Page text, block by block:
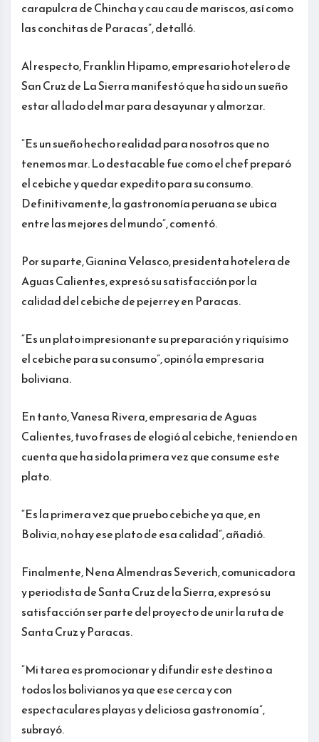
carapulcra de Chincha y cau cau de mariscos, así como
las conchitas de Paracas”, detalló.
Al respecto, Franklin Hipamo, empresario hotelero de
San Cruz de La Sierra manifestó que ha sido un sueño
estar al lado del mar para desayunar y almorzar.
“Es un sueño hecho realidad para nosotros que no
tenemos mar. Lo destacable fue como el chef preparó
el cebiche y quedar expedito para su consumo.
Definitivamente, la gastronomía peruana se ubica
entre las mejores del mundo”, comentó.
Por su parte, Gianina Velasco, presidenta hotelera de
Aguas Calientes, expresó su satisfacción por la
calidad del cebiche de pejerrey en Paracas.
“Es un plato impresionante su preparación y riquísimo
el cebiche para su consumo”, opinó la empresaria
boliviana.
En tanto, Vanesa Rivera, empresaria de Aguas
Calientes, tuvo frases de elogió al cebiche, teniendo en
cuenta que ha sido la primera vez que consume este
plato.
“Es la primera vez que pruebo cebiche ya que, en
Bolivia, no hay ese plato de esa calidad”, añadió.
Finalmente, Nena Almendras Severich, comunicadora
y periodista de Santa Cruz de la Sierra, expresó su
satisfacción ser parte del proyecto de unir la ruta de
Santa Cruz y Paracas.
“Mi tarea es promocionar y difundir este destino a
todos los bolivianos ya que ese cerca y con
espectaculares playas y deliciosa gastronomía”,
subrayó.